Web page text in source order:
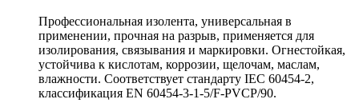
Профессиональная изолента, универсальная в
применении, прочная на разрыв, применяется для
изолирования, связывания и маркировки. Огнестойкая,
устойчива к кислотам, коррозии, щелочам, маслам,
влажности. Соответствует стандарту IEC 60454-2,
классификация EN 60454-3-1-5/F-PVCP/90.